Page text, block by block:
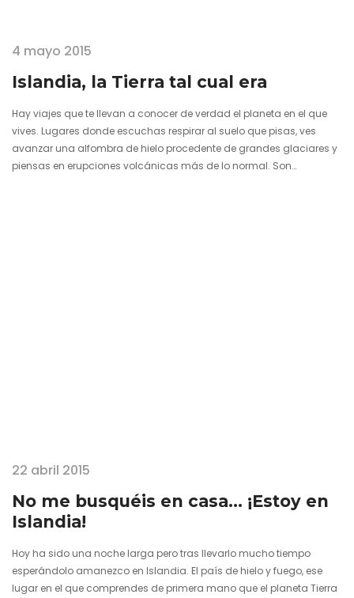
4 mayo 2015
Islandia, la Tierra tal cual era
Hay viajes que te llevan a conocer de verdad el planeta en el que
vives. Lugares donde escuchas respirar al suelo que pisas, ves
avanzar una alfombra de hielo procedente de grandes glaciares y
piensas en erupciones volcánicas más de lo normal. Son
22 abril 2015
No me busquéis en casa… ¡Estoy en
Islandia!
Hoy ha sido una noche larga pero tras llevarlo mucho tiempo
esperándolo amanezco en Islandia. El país de hielo y fuego, ese
lugar en el que comprendes de primera mano que el planeta Tierra